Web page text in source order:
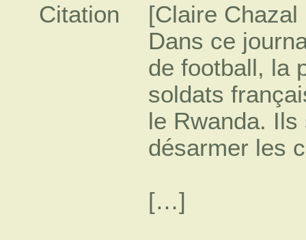
Citation
[Claire
Dans ce
de football, la
soldats
le Rwanda.
désarmer les
[…]